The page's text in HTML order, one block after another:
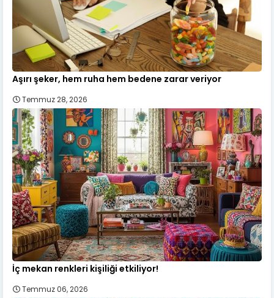
Aşırı şeker, hem ruha hem bedene zarar veriyor
Temmuz 28, 2026
İç mekan renkleri kişiliği etkiliyor!
Temmuz 06, 2026